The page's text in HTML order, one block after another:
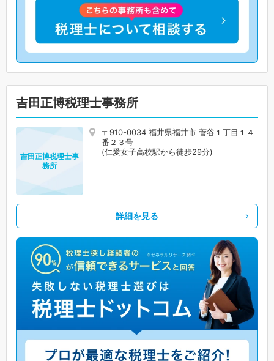
吉田正博税理士事務所
〒910-0034 福井県福井市 菅谷１丁目１４
番２３号
(仁愛女子高校駅から徒歩29分)
吉田正博税理士事
務所
詳細を見る